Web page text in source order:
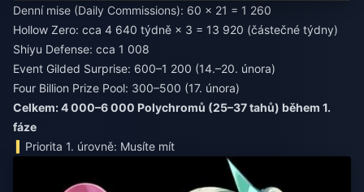
Denní mise (Daily Commissions): 60 × 21 = 1 260
Hollow Zero: cca 4 640 týdně × 3 = 13 920 (částečné týdny)
Shiyu Defense: cca 1 008
Event Gilded Surprise: 600–1 200 (14.–20. února)
Four Billion Prize Pool: 300–500 (17. února)
Celkem: 4 000–6 000 Polychromů (25–37 tahů) během 1.
fáze
Priorita 1. úrovně: Musíte mít